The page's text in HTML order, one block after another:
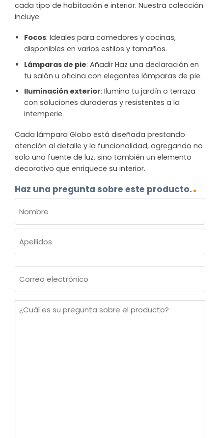
cada tipo de habitación e interior. Nuestra colección
incluye:
Focos: Ideales para comedores y cocinas,
disponibles en varios estilos y tamaños.
Lámparas de pie: Añadir Haz una declaración en
tu salón u oficina con elegantes lámparas de pie.
Iluminación exterior: Ilumina tu jardín o terraza
con soluciones duraderas y resistentes a la
intemperie.
Cada lámpara Globo está diseñada prestando
atención al detalle y la funcionalidad, agregando no
solo una fuente de luz, sino también un elemento
decorativo que enriquece su interior.
Haz una pregunta sobre este producto.
(OBLIGATORIO)
Nombre
electrónico
¿Cuál